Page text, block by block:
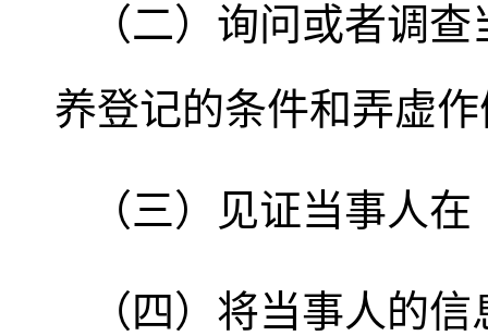
（二）询问或者调
养登记的条件和弄虚
（三）见证当事人
（四）将当事人的